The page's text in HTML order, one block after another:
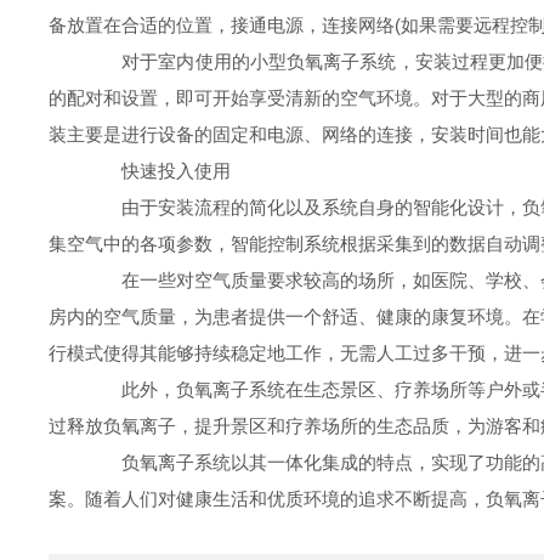
备放置在合适的位置，接通电源，连接网络(如果需要远程控
对于室内使用的小型负氧离子系统，安装过程更加便
的配对和设置，即可开始享受清新的空气环境。对于大型的
装主要是进行设备的固定和电源、网络的连接，安装时间也
快速投入使用
由于安装流程的简化以及系统自身的智能化设计，负
集空气中的各项参数，智能控制系统根据采集到的数据自动
在一些对空气质量要求较高的场所，如医院、学校、
房内的空气质量，为患者提供一个舒适、健康的康复环境。
行模式使得其能够持续稳定地工作，无需人工过多干预，进
此外，负氧离子系统在生态景区、疗养场所等户外或
过释放负氧离子，提升景区和疗养场所的生态品质，为游客
负氧离子系统以其一体化集成的特点，实现了功能的
案。随着人们对健康生活和优质环境的追求不断提高，负氧